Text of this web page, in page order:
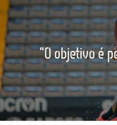
"O objetivo é